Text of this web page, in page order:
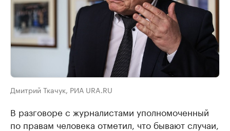
Дмитрий Ткачук, РИА URA.RU
В разговоре с журналистами уполномоченный
по правам человека отметил, что бывают случаи,